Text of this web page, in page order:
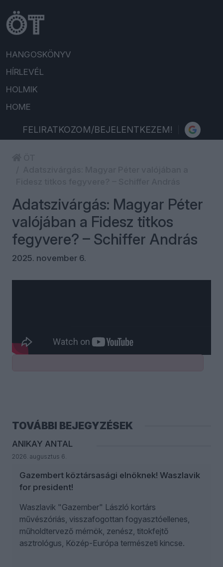
HANGOSKÖNYV
HÍRLEVÉL
HOLMIK
HOME
FELIRATKOZOM/BEJELENTKEZEM!
Adatszivárgás: Magyar Péter
valójában a Fidesz titkos
fegyvere? – Schiffer András
2025. november 6.
Bejelentkezés
TOVÁBBI BEJEGYZÉSEK
ANIKAY ANTAL
2026. augusztus 6.
Gazembert köztársasági elnöknek! Waszlavik
for president!
Waszlavik "Gazember" László kortárs
művészóriás, visszafogottan fogyasztóellenes,
műholdtervező mérnök, zenész, titokfejtő
asztrológus, Közép-Európa természeti kincse.